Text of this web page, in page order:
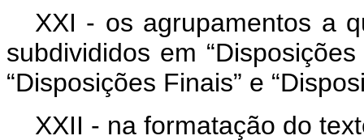
XXI - os agrupamentos a
subdivididos em
“Disposições Finais” e
XXII - na formatação do